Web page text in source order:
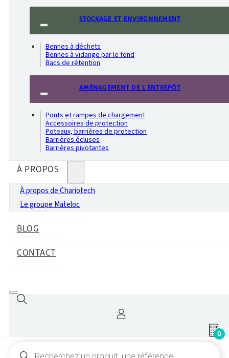
STOCKAGE ET ENVIRONNEMENT
Bennes à déchets
Bennes à vidange par le fond
Bacs de rétention
AMÉNAGEMENT DE L'ENTREPÔT
Ponts et rampes de chargement
Accessoires de protection
Poteaux, barrières de protection
Barrières écluses
Barrières pivotantes
À PROPOS
À propos de Chariotech
Le groupe Mateloc
BLOG
CONTACT
0